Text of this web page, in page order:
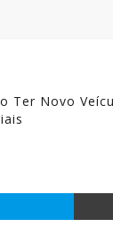
Ter Novo